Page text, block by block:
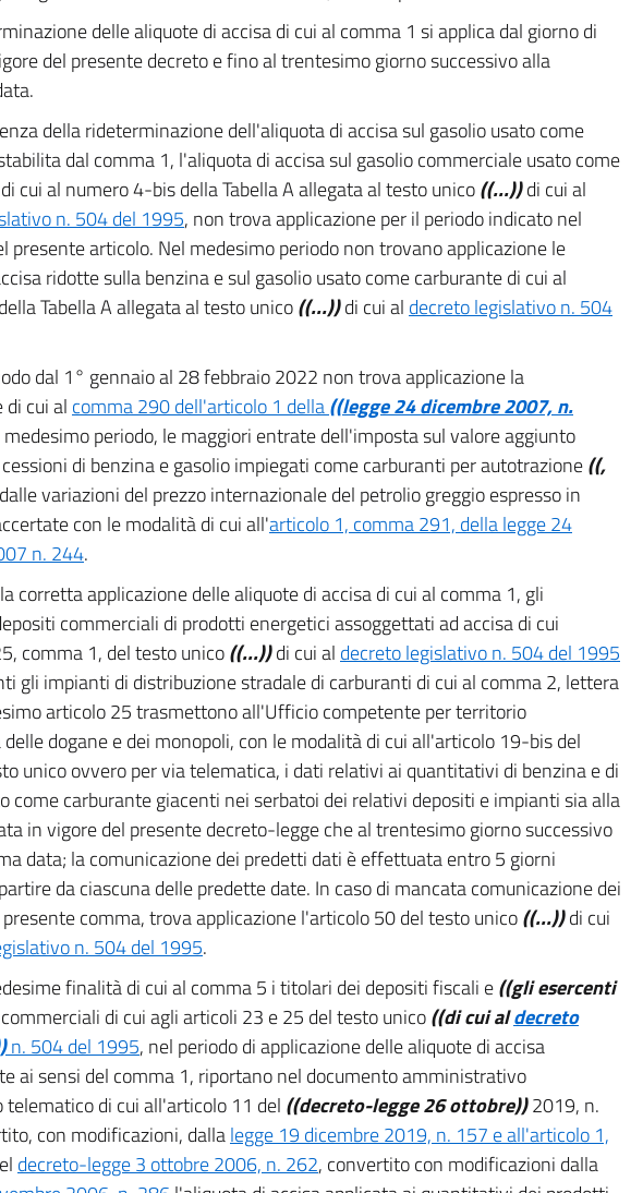
delle aliquote di accisa di cui al comma 1 si applica dal giorno di
del presente decreto e fino al trentesimo giorno successivo alla
della rideterminazione dell'aliquota di accisa sul gasolio usato come
dal comma 1, l'aliquota di accisa sul gasolio commerciale usato come
cui al numero 4-bis della Tabella A allegata al testo unico((...))di cui al
n. 504 del 1995, non trova applicazione per il periodo indicato nel
presente articolo. Nel medesimo periodo non trovano applicazione le
ridotte sulla benzina e sul gasolio usato come carburante di cui al
Tabella A allegata al testo unico((...))di cui al decreto legislativo n. 504
dal 1° gennaio al 28 febbraio 2022 non trova applicazione la
di cui al comma 290 dell'articolo 1 della((legge 24 dicembre 2007, n.
medesimo periodo, le maggiori entrate dell'imposta sul valore aggiunto
di benzina e gasolio impiegati come carburanti per autotrazione((,
variazioni del prezzo internazionale del petrolio greggio espresso in
con le modalità di cui all'articolo 1, comma 291, della legge 24
n. 244.
corretta applicazione delle aliquote di accisa di cui al comma 1, gli
commerciali di prodotti energetici assoggettati ad accisa di cui
comma 1, del testo unico((...))di cui al decreto legislativo n. 504 del 1995
gli impianti di distribuzione stradale di carburanti di cui al comma 2, lettera
articolo 25 trasmettono all'Ufficio competente per territorio
dogane e dei monopoli, con le modalità di cui all'articolo 19-bis del
unico ovvero per via telematica, i dati relativi ai quantitativi di benzina e di
come carburante giacenti nei serbatoi dei relativi depositi e impianti sia alla
in vigore del presente decreto-legge che al trentesimo giorno successivo
data; la comunicazione dei predetti dati è effettuata entro 5 giorni
da ciascuna delle predette date. In caso di mancata comunicazione dei
comma, trova applicazione l'articolo 50 del testo unico((...))di cui
n. 504 del 1995.
finalità di cui al comma 5 i titolari dei depositi fiscali e((gli esercenti
di cui agli articoli 23 e 25 del testo unico((di cui aldecreto
n. 504 del 1995, nel periodo di applicazione delle aliquote di accisa
ai sensi del comma 1, riportano nel documento amministrativo
di cui all'articolo 11 del ((decreto-legge 26 ottobre))2019, n.
con modificazioni, dallalegge 19 dicembre 2019, n. 157 e all'articolo 1,
decreto-legge 3 ottobre 2006, n. 262, convertito con modificazioni dalla